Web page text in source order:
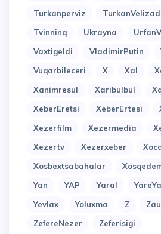
Turkanperviz
Tvinninq
Ukrayna UrfanV
Vaxtigeldi
VladimirPutin
Vuqarbileceri
X Xal
Xanimresul
Xaribulbul
XeberEretsi
XeberErtesi
Xezerfilm
Xezermedia
Xezertv
Xezerxeber
Xosbextsabahalar
Yan
YAP Yaral
Yevlax
Yoluxma Z
ZefereNezer
Zeferisigi